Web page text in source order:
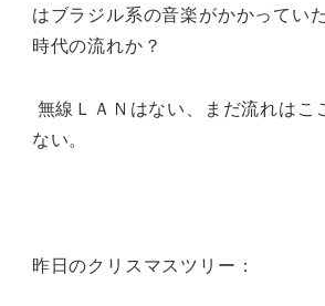
はブラジル系の音楽がかかってい
時代の流れか？
無線ＬＡＮはない、まだ流れはこ
ない。
昨日のクリスマスツリー：